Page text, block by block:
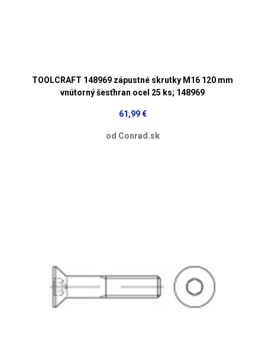
TOOLCRAFT 148969 zápustné skrutky M16 120 mm
vnútorný šesťhran ocel 25 ks; 148969
61,99 €
od Conrad.sk